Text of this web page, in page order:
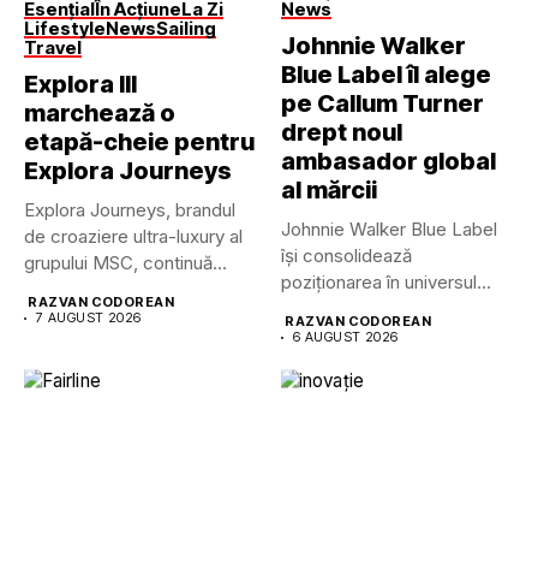
EsențialÎn AcțiuneLa Zi
LifestyleNewsSailing
Travel
Explora III
marchează o
etapă-cheie pentru
Explora Journeys
Explora Journeys, brandul
de croaziere ultra-luxury al
grupului MSC, continuă
RAZVAN CODOREAN
7 AUGUST 2026
News
Johnnie Walker
Blue Label îl alege
pe Callum Turner
drept noul
ambasador global
al mărcii
Johnnie Walker Blue Label
își consolidează
poziționarea în universul
RAZVAN CODOREAN
6 AUGUST 2026